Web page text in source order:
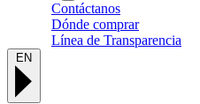
Contáctanos
Dónde comprar
Línea de Transparencia
EN